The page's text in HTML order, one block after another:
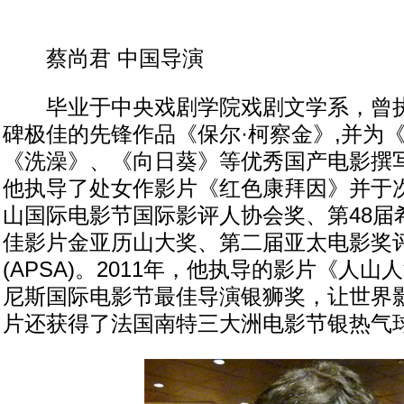
蔡尚君 中国导演
毕业于中央戏剧学院戏剧文学系，曾
碑极佳的先锋作品《保尔·柯察金》,并为
《洗澡》、《向日葵》等优秀国产电影撰
他执导了处女作影片《红色康拜因》并于
山国际电影节国际影评人协会奖、第48届
佳影片金亚历山大奖、第二届亚太电影奖
(APSA)。2011年，他执导的影片《人山
尼斯国际电影节最佳导演银狮奖，让世界
片还获得了法国南特三大洲电影节银热气